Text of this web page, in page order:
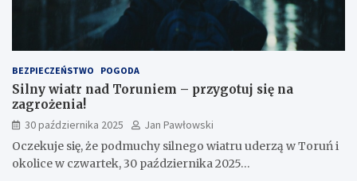
BEZPIECZEŃSTWO POGODA
Silny wiatr nad Toruniem – przygotuj się na
zagrożenia!
30 października 2025
Jan Pawłowski
Oczekuje się, że podmuchy silnego wiatru uderzą w Toruń i
okolice w czwartek, 30 października 2025…